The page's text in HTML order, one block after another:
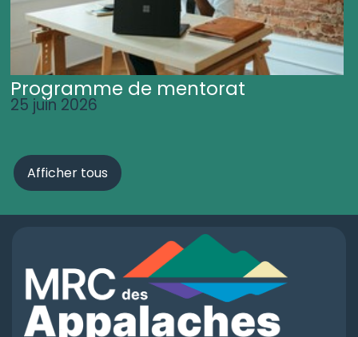
Programme de mentorat
25 juin 2026
Afficher tous